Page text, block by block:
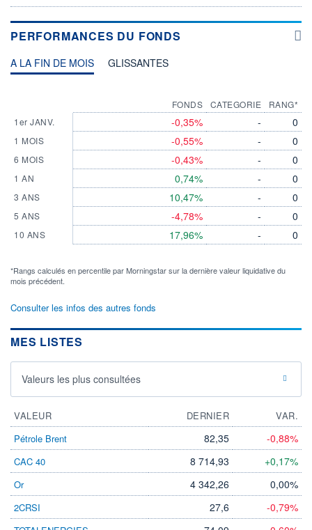
PERFORMANCES DU FONDS
A LA FIN DE MOIS GLISSANTES
1er JANV.
1 MOIS
6 MOIS
1 AN
3 ANS
5 ANS
10 ANS
FONDS
-0,35%
-0,55%
-0,43%
0,74%
10,47%
-4,78%
17,96%
CATEGORIE
-
-
-
-
-
-
-
RANG*
0
0
0
0
0
0
0
*Rangs calculés en percentile par Morningstar sur la dernière valeur liquidative du
mois précédent.
Consulter les infos des autres fonds
MES LISTES
Valeurs les plus consultées
VALEUR DERNIER
VAR.
Pétrole Brent
82,35 -0,88%
CAC 40 8 714,93 +0,17%
Or 4 342,26 0,00%
2CRSI 27,6 -0,79%